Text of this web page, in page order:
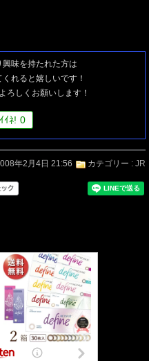
味を持たれた方は
れると嬉しいです！
ろしくお願いします！
ｲｲﾈ! 0
年2月4日 21:56 カテゴリー : JR